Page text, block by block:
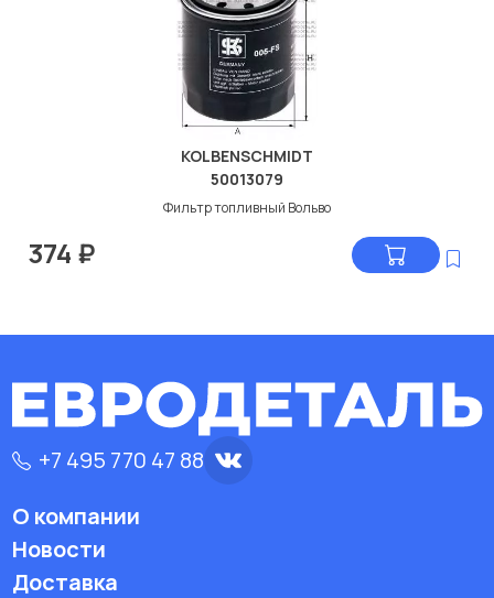
KOLBENSCHMIDT
50013079
Фильтр топливный Вольво
374 ₽
+7 495 770 47 88
О компании
Новости
Доставка